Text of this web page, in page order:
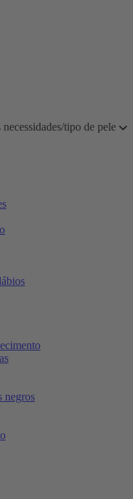
tipo de pele
negros